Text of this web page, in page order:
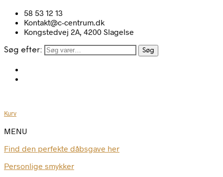
58 53 12 13
Kontakt@c-centrum.dk
Kongstedvej 2A, 4200 Slagelse
Søg efter: Søg
Kurv
MENU
Find den perfekte dåbsgave her
Personlige smykker